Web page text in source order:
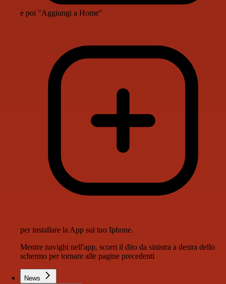
e poi "Aggiungi a Home"
per installare la App sul tuo Iphone.
Mentre navighi nell'app, scorri il dito da sinistra a destra dello
schermo per tornare alle pagine precedenti
News